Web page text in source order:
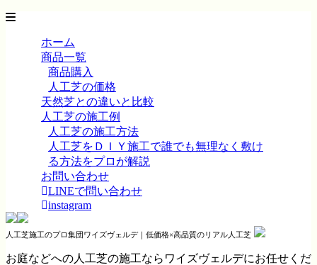
ホーム
商品一覧
商品購入
人工芝の価格
天然芝との違いと比較
人工芝の施工例
人工芝の施工方法
人工芝をＤＩＹ施工で誰でも無理なく敷け
る方法をプロが解説
お問い合わせ
LINEで問い合わせ
instagram
人工芝施工のプロ集団ワイズヴェルデ｜低価格×高品質のリアル人工芝
お庭などへの人工芝の施工ならワイズヴェルデにお任せくだ